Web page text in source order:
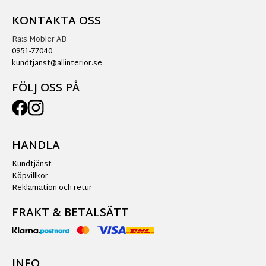
KONTAKTA OSS
Ra:s Möbler AB
0951-77040
kundtjanst@allinterior.se
FÖLJ OSS PÅ
HANDLA
Kundtjänst
Köpvillkor
Reklamation och retur
FRAKT & BETALSÄTT